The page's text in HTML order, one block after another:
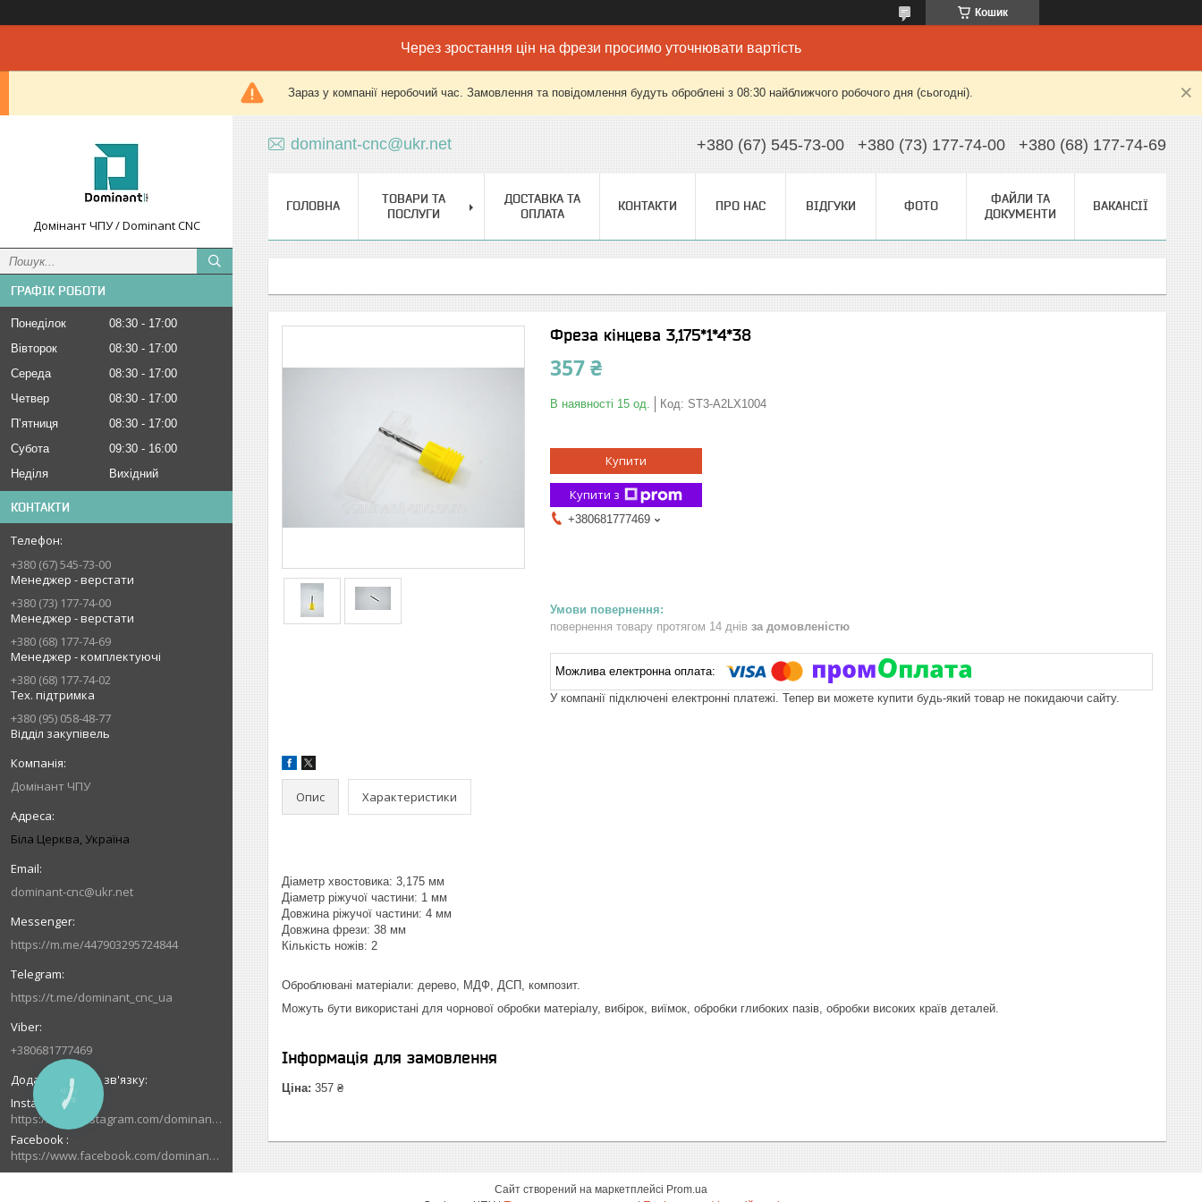
Кошик
Через зростання цін на фрези просимо уточнювати вартість
Зараз у компанії неробочий час. Замовлення та повідомлення будуть оброблені з 08:30 найближчого робочого дня (сьогодні).
Домінант ЧПУ / Dominant CNC
ГРАФІК РОБОТИ
Понеділок 08:30
17:00
Вівторок
08:30
17:00
Середа
08:30
17:00
Четвер
08:30
17:00
Пʼятниця
08:30
17:00
Субота
09:30
16:00
Неділя
Вихідний
КОНТАКТИ
+380 (67) 545-73-00
Менеджер - верстати
+380 (73) 177-74-00
Менеджер - верстати
+380 (68) 177-74-69
Менеджер - комплектуючі
+380 (68) 177-74-02
Тех. підтримка
+380 (95) 058-48-77
Відділ закупівель
Домінант ЧПУ
Біла Церква, Україна
dominant-cnc@ukr.net
https://m.me/447903295724844
https://t.me/dominant_cnc_ua
+380681777469
Instagram
https://www.instagram.com/dominant_cnc
Facebook
https://www.facebook.com/dominantcnc
dominant-cnc@ukr.net +380 (67) 545-73-00 +380 (73) 177-74-00 +380 (68) 177-74-69
ГОЛОВНА
ТОВАРИ ТА
ПОСЛУГИ
ДОСТАВКА ТА
ОПЛАТА
КОНТАКТИ ПРО НАС ВІДГУКИ ФОТО
ФАЙЛИ ТА
ДОКУМЕНТИ
ВАКАНСІЇ
Фреза кінцева 3,175*1*4*38
357 ₴
В наявності 15 од. Код: ST3-A2LX1004
Купити
Купити з
+380681777469
повернення товару протягом 14 днів за домовленістю
У компанії підключені електронні платежі. Тепер ви можете купити будь-який товар не покидаючи сайту.
Опис Характеристики
Діаметр хвостовика: 3,175 мм
Діаметр ріжучої частини: 1 мм
Довжина ріжучої частини: 4 мм
Довжина фрези: 38 мм
Кількість ножів: 2
Оброблювані матеріали: дерево, МДФ, ДСП, композит.
Можуть бути використані для чорнової обробки матеріалу, вибірок, виїмок, обробки глибоких пазів, обробки високих країв деталей.
Інформація для замовлення
Ціна: 357 ₴
Сайт створений на маркетплейсі Prom.ua
КНОПКА
ЗВ'ЯЗКУ